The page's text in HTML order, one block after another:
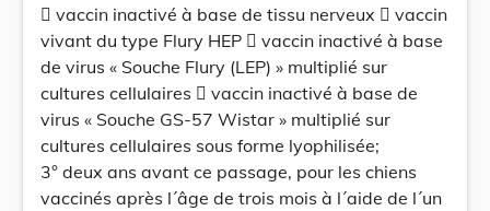
 vaccin inactivé à base de tissu nerveux  vaccin
vivant du type Flury HEP  vaccin inactivé à base
de virus « Souche Flury (LEP) » multiplié sur
cultures cellulaires  vaccin inactivé à base de
virus « Souche GS-57 Wistar » multiplié sur
cultures cellulaires sous forme lyophilisée;
3° deux ans avant ce passage, pour les chiens
vaccinés après l´âge de trois mois à l´aide de l´un